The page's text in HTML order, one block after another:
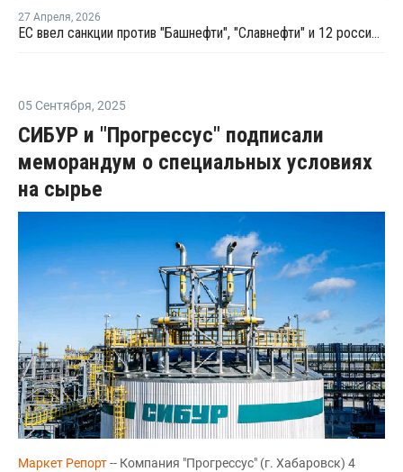
27 Апреля, 2026
ЕС ввел санкции против "Башнефти", "Славнефти" и 12 российских НПЗ
05 Сентября, 2025
СИБУР и "Прогрессус" подписали
меморандум о специальных условиях
на сырье
Маркет Репорт-- Компания "Прогрессус" (г. Хабаровск) 4